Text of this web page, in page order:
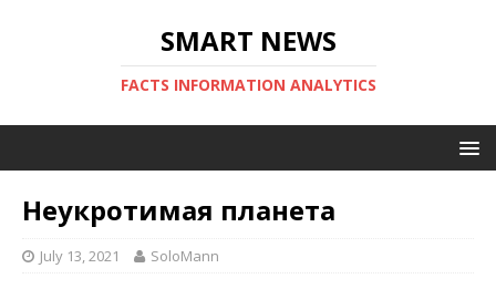
SMART NEWS
FACTS INFORMATION ANALYTICS
Неукротимая планета
July 13, 2021 SoloMann